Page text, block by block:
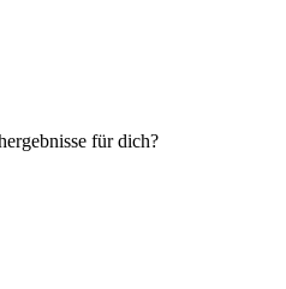
für dich?